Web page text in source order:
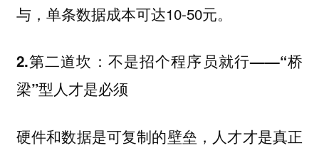
与，单条数据成本可达10-50元。
2.第二道坎：不是招个程序员就行——“桥
梁”型人才是必须
硬件和数据是可复制的壁垒，人才才是真正